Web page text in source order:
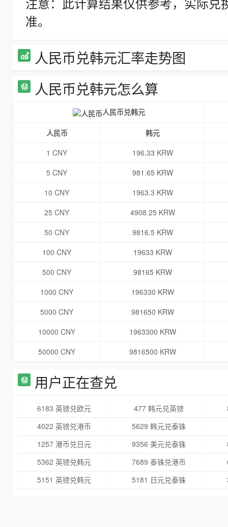
准。
人民币兑韩元汇率走势图
人民币兑韩元怎么算
人民币兑韩元
人民币
韩元
1 CNY
196.33 KRW
5 CNY
981.65 KRW
10 CNY
1963.3 KRW
25 CNY
4908.25 KRW
50 CNY
9816.5 KRW
100 CNY
19633 KRW
500 CNY
98165 KRW
1000 CNY
196330 KRW
5000 CNY
981650 KRW
10000 CNY
1963300 KRW
50000 CNY
9816500 KRW
用户正在查兑
6183 英镑兑欧元 477 韩元兑英镑
4022 英镑兑港币
5629 韩元兑泰铢
1257 港币兑日元
9356 美元兑泰铢
5362 英镑兑韩元
7689 泰铢兑港币
5151 英镑兑韩元
5181 日元兑泰铢